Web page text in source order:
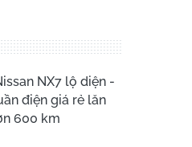
NX7 lộ diện -
điện giá rẻ lăn
600 km